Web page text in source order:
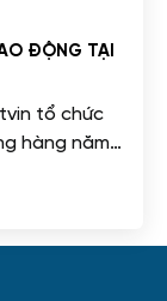
ĐỘNG TẠI
tổ chức
hàng năm